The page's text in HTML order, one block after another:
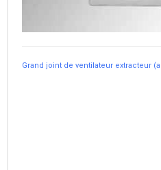
Grand joint de ventilateur extracteur